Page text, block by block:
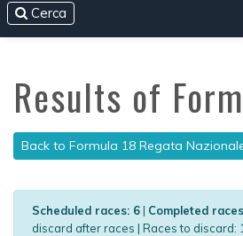
Cerca
Results of
Back to Formula 18 Regata
Scheduled races: 6 | Completed
discard after races | Races to discard: 1